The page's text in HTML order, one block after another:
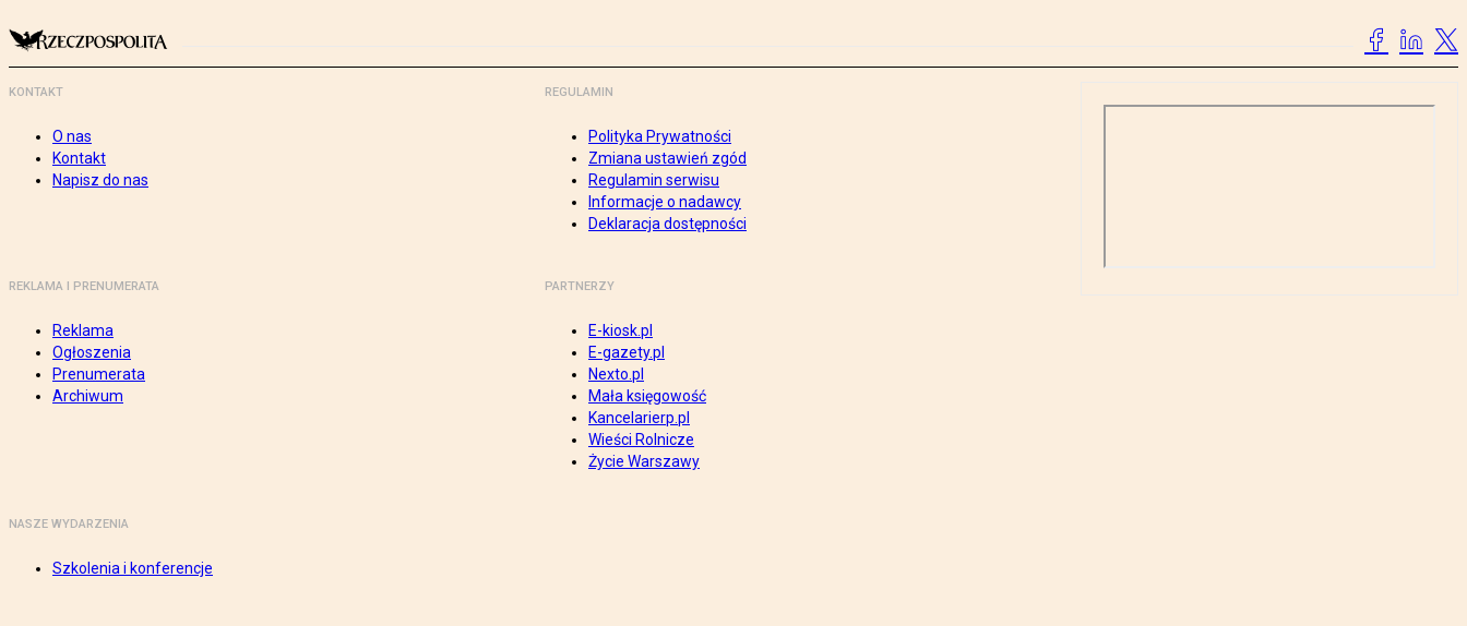
KONTAKT
O nas
Kontakt
Napisz do nas
REGULAMIN
Polityka Prywatności
Zmiana ustawień zgód
Regulamin serwisu
Informacje o nadawcy
Deklaracja dostępności
REKLAMA I PRENUMERATA
Reklama
Ogłoszenia
Prenumerata
Archiwum
PARTNERZY
E-kiosk.pl
E-gazety.pl
Nexto.pl
Mała księgowość
Kancelarierp.pl
Wieści Rolnicze
Życie Warszawy
NASZE WYDARZENIA
Szkolenia i konferencje